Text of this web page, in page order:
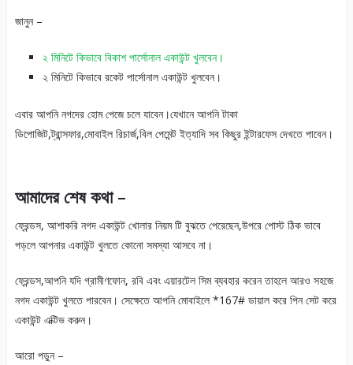
জানুন –
২ মিনিটে কিভাবে বিকাশ পার্সোনাল একাউন্ট খুলবেন।
২ মিনিটে কিভাবে রকেট পার্সোনাল একাউন্ট খুলবেন।
এবার আপনি নগদের হোম পেজে চলে যাবেন।যেখানে আপনি টাকা
ডিপোজিট,ট্রান্সফার,মোবাইল রিচার্জ,বিল পেমেন্ট ইত্যাদি সব কিছুর ইন্টারফেস দেখতে পাবেন।
আমাদের শেষ কথা –
ফ্রেন্ডস, আশাকরি নগদ একাউন্ট খোলার নিয়ম টি বুঝতে পেরেছেন,উপরে পোস্ট ঠিক ভাবে
পড়লে আপনার একাউন্ট খুলতে কোনো সমস্যা আসবে না।
ফ্রেন্ডস,আপনি যদি গ্রামীণফোন, রবি এবং এয়ারটেল সিম ব্যবহার করেন তাহলে আরও সহজে
নগদ একাউন্ট খুলতে পারবেন। সেক্ষেতে আপনি মোবাইলে *167# ডায়াল করে পিন সেট করে
একাউন্ট এক্টিভ করুন।
আরো পড়ুন –